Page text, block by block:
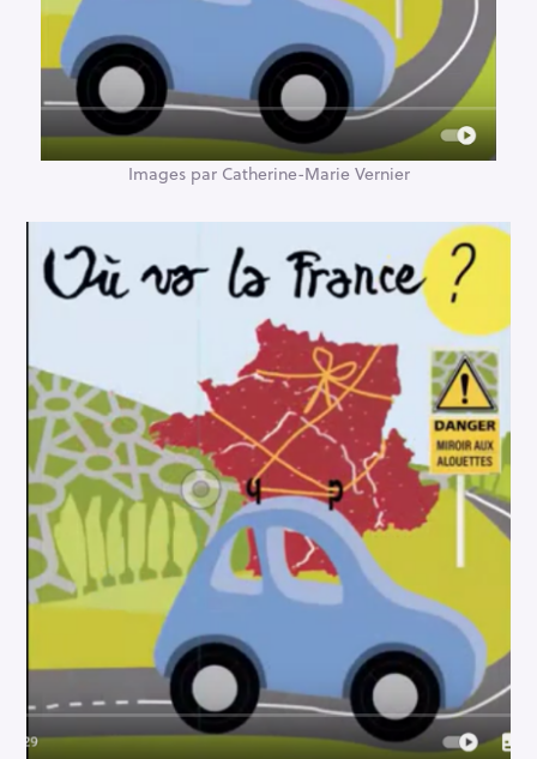
Images par Catherine-Marie Vernier